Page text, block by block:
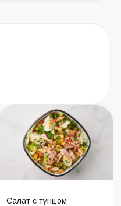
Салат с тунцом